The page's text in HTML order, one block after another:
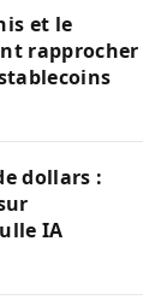
et le
rapprocher
dollars :
IA